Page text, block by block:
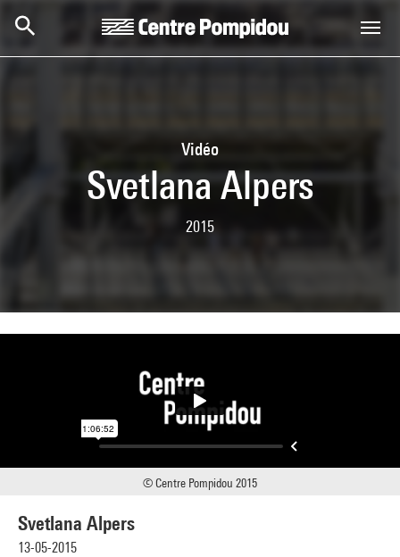
Vidéo
Svetlana Alpers
2015
Svetlana Alpers
13-05-2015
© Centre Pompidou 2015